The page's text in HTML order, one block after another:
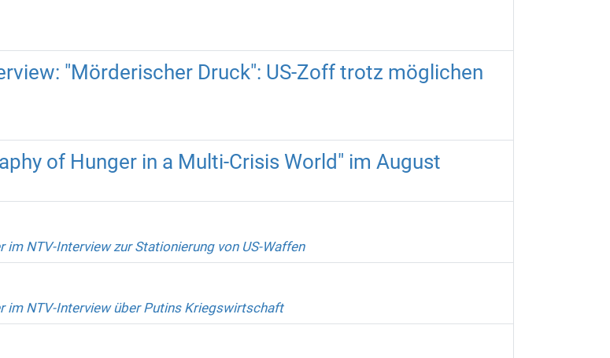
"Mörderischer Druck": US-Zoff trotz möglichen
of Hunger in a Multi-Crisis World" im August
im NTV-Interview zur Stationierung von US-Waffen
im NTV-Interview über Putins Kriegswirtschaft